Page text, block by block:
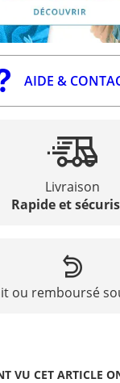
AIDE &
Livraison
Rapide et
ou remboursé
VU CET ARTICLE